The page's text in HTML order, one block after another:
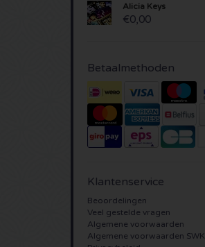
Alicia Keys
€0,00
Betaalmethoden
Klantenservice
Beoordelingen
Veel gestelde vragen
Algemene voorwaarden
Algemene voorwaarden SWK